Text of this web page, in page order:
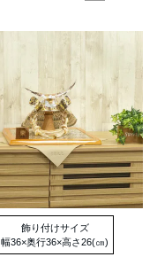
飾り付けサイズ
幅36×奥行36×高さ26(㎝)